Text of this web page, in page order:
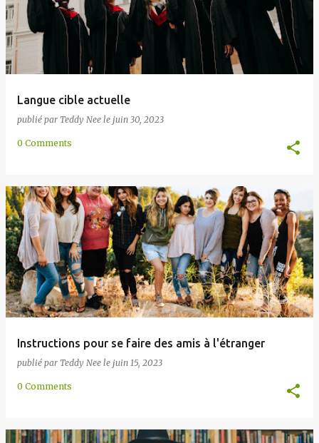
Langue cible actuelle
publié par Teddy Nee le juin 30, 2023
0 Comments
Instructions pour se faire des amis à l'étranger
publié par Teddy Nee le juin 15, 2023
0 Comments